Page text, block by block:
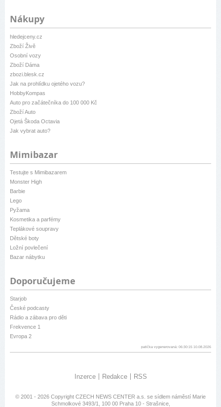
Nákupy
hledejceny.cz
Zboží Živě
Osobní vozy
Zboží Dáma
zbozi.blesk.cz
Jak na prohlídku ojetého vozu?
HobbyKompas
Auto pro začátečníka do 100 000 Kč
Zboží Auto
Ojetá Škoda Octavia
Jak vybrat auto?
Mimibazar
Testujte s Mimibazarem
Monster High
Barbie
Lego
Pyžama
Kosmetika a parfémy
Teplákové soupravy
Dětské boty
Ložní povlečení
Bazar nábytku
Doporučujeme
Starjob
České podcasty
Rádio a zábava pro děti
Frekvence 1
Evropa 2
patička vygenerovaná: 06:30:15 10.08.2026
Inzerce Redakce RSS
© 2001 - 2026 Copyright CZECH NEWS CENTER a.s. se sídlem náměstí Marie
Schmolkové 3493/1, 100 00 Praha 10 - Strašnice,